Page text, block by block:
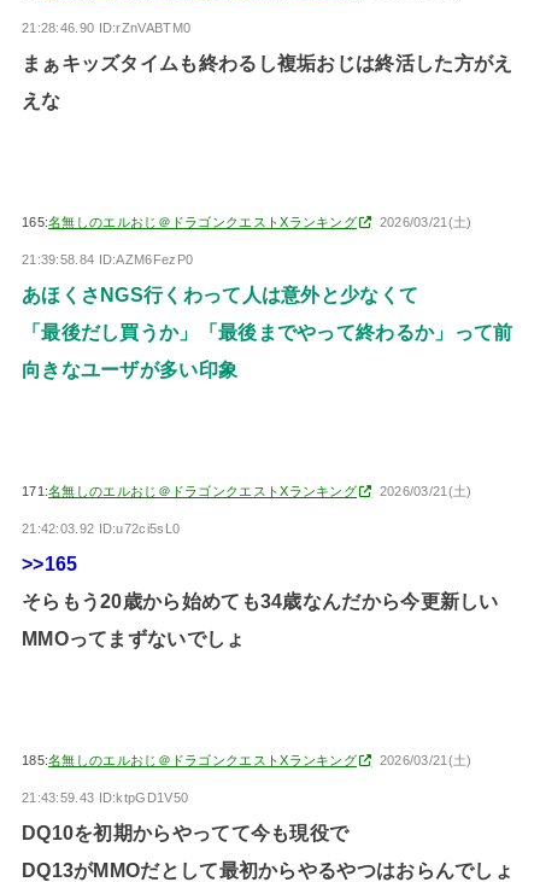
21:28:46.90 ID:rZnVABTM0
まぁキッズタイムも終わるし複垢おじは終活した方がえ
えな
165:名無しのエルおじ＠ドラゴンクエストXランキング 2026/03/21(土)
21:39:58.84 ID:AZM6FezP0
あほくさNGS行くわって人は意外と少なくて
「最後だし買うか」「最後までやって終わるか」って前
向きなユーザが多い印象
171:名無しのエルおじ＠ドラゴンクエストXランキング 2026/03/21(土)
21:42:03.92 ID:u72ci5sL0
>>165
そらもう20歳から始めても34歳なんだから今更新しい
MMOってまずないでしょ
185:名無しのエルおじ＠ドラゴンクエストXランキング 2026/03/21(土)
21:43:59.43 ID:ktpGD1V50
DQ10を初期からやってて今も現役で
DQ13がMMOだとして最初からやるやつはおらんでしょ